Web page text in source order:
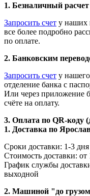
1. Безналичный
Запросить счет у наших
все более подробно
по оплате.
2. Банковским
Запросить счет у
отделение банка с
Или через приложение
счёте на оплату.
3. Оплата по QR-коду
1. Доставка по
Сроки доставки: 1-3 дня
Стоимость доставки: от
График службы
выходной
2. Машиной "до